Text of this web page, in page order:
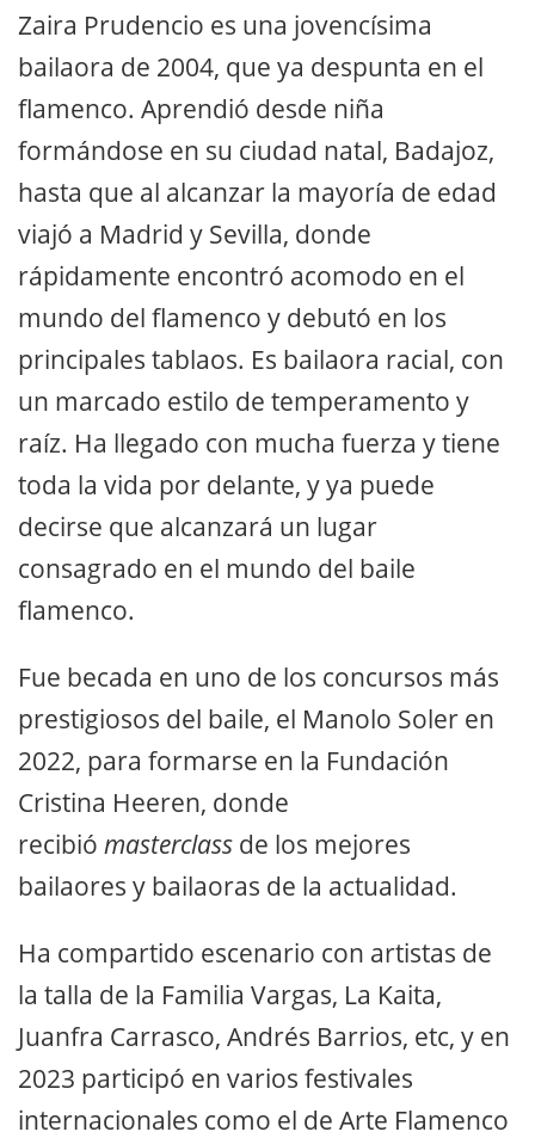
Zaira Prudencio es una jovencísima
bailaora de 2004, que ya despunta en el
flamenco. Aprendió desde niña
formándose en su ciudad natal, Badajoz,
hasta que al alcanzar la mayoría de edad
viajó a Madrid y Sevilla, donde
rápidamente encontró acomodo en el
mundo del flamenco y debutó en los
principales tablaos. Es bailaora racial, con
un marcado estilo de temperamento y
raíz. Ha llegado con mucha fuerza y tiene
toda la vida por delante, y ya puede
decirse que alcanzará un lugar
consagrado en el mundo del baile
flamenco.
Fue becada en uno de los concursos más
prestigiosos del baile, el Manolo Soler en
2022, para formarse en la Fundación
Cristina Heeren, donde
recibió masterclass de los mejores
bailaores y bailaoras de la actualidad.
Ha compartido escenario con artistas de
la talla de la Familia Vargas, La Kaita,
Juanfra Carrasco, Andrés Barrios, etc, y en
2023 participó en varios festivales
internacionales como el de Arte Flamenco